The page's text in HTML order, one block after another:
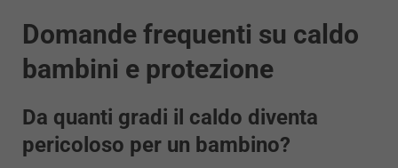
Domande frequenti su caldo
bambini e protezione
Da quanti gradi il caldo diventa
pericoloso per un bambino?